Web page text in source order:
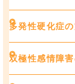
多発性硬化症
双極性感情障